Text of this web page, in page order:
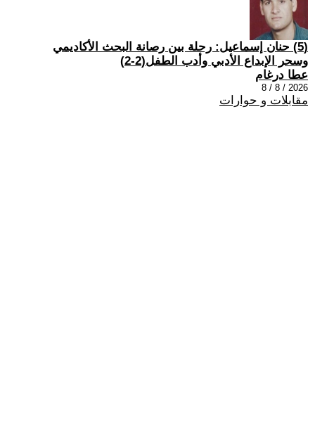
(5) حنان إسماعيل: رحلة بين رصانة البحث الأكاديمي
وسحر الإبداع الأدبي وأدب الطفل(2-2)
عطا درغام
2026 / 8 / 8
مقابلات و حوارات